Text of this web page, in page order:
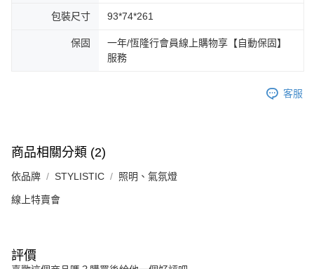
包裝尺寸 93*74*261
保固
一年/恆隆行會員線上購物享【自動保固】
服務
客服
商品相關分類 (2)
依品牌 STYLISTIC 照明、氣氛燈
線上特賣會
評價